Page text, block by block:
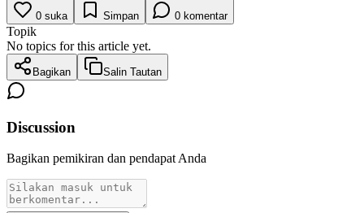
0 suka Simpan 0 komentar
Topik
No topics for this article yet.
Bagikan Salin Tautan
Discussion
Bagikan pemikiran dan pendapat Anda